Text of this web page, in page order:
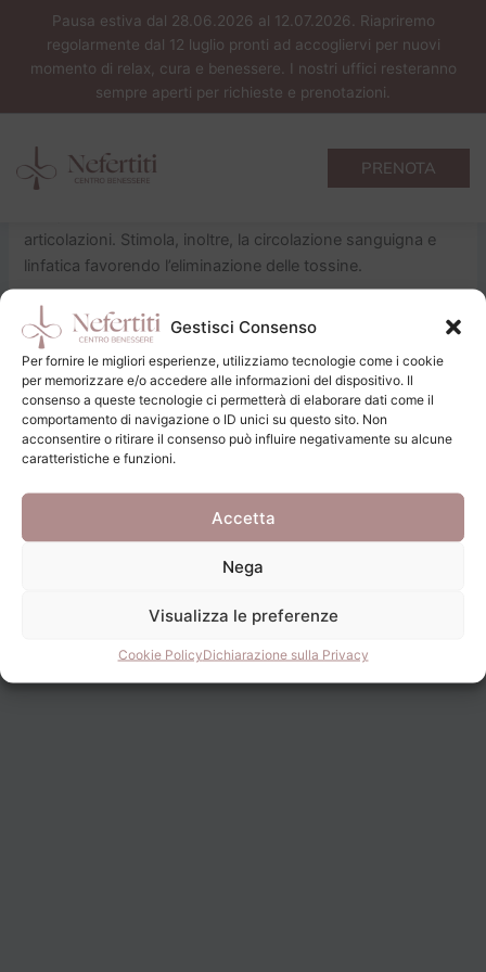
Gestisci Consenso
Per fornire le migliori esperienze, utilizziamo tecnologie come i cookie
per memorizzare e/o accedere alle informazioni del dispositivo. Il
consenso a queste tecnologie ci permetterà di elaborare dati come il
comportamento di navigazione o ID unici su questo sito. Non
acconsentire o ritirare il consenso può influire negativamente su alcune
caratteristiche e funzioni.
Accetta
Nega
Visualizza le preferenze
Cookie PolicyDichiarazione sulla Privacy
contenuto
Pausa estiva dal 28.06.2026 al 12.07.2026. Riapriremo
regolarmente dal 12 luglio pronti ad accogliervi per nuovi
momento di relax, cura e benessere. I nostri uffici resteranno
sempre aperti per richieste e prenotazioni.
PRENOTA
Massaggio californiano®
Di
Tecnica di massaggio che agisce sul sistema muscolare,
articolazioni. Stimola, inoltre, la circolazione sanguigna e
linfatica favorendo l’eliminazione delle tossine.
PRECEDENTE